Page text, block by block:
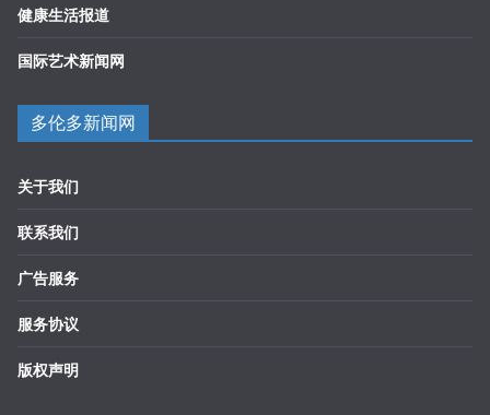
健康生活报道
国际艺术新闻网
多伦多新闻网
关于我们
联系我们
广告服务
服务协议
版权声明